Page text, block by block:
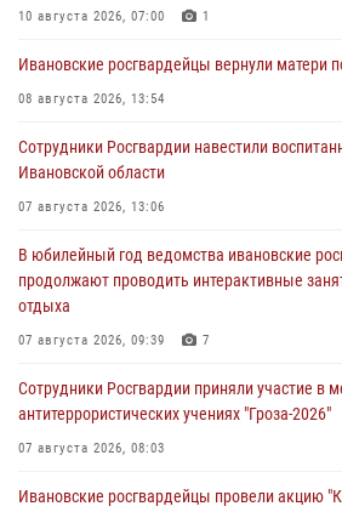
10 августа 2026, 07:00 1
Ивановские росгвардейцы вернули матери
08 августа 2026, 13:54
Сотрудники Росгвардии навестили
Ивановской области
07 августа 2026, 13:06
В юбилейный год ведомства ивановские
продолжают проводить интерактивные
отдыха
07 августа 2026, 09:39 7
Сотрудники Росгвардии приняли участие в
антитеррористических учениях "Гроза-2026"
07 августа 2026, 08:03
Ивановские росгвардейцы провели акцию